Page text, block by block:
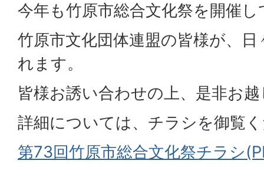
今年も竹原市総合文化祭を開催
竹原市文化団体連盟の皆様が、
れます。
皆様お誘い合わせの上、是非お
詳細については、チラシを御覧
第73回竹原市総合文化祭チラシ